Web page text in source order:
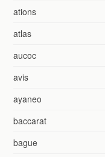
ations
atlas
aucoc
avis
ayaneo
baccarat
bague